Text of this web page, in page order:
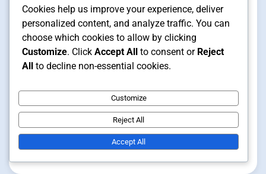
Spielstrategien im Futsal
15 min read
3-2 Formation: Breite, Tiefe,
Konterangriffe
Cookies help us improve your experience, deliver
personalized content, and analyze traffic. You can
choose which cookies to allow by clicking
Customize. Click Accept All to consent or Reject
All to decline non-essential cookies.
Customize
Reject All
Accept All